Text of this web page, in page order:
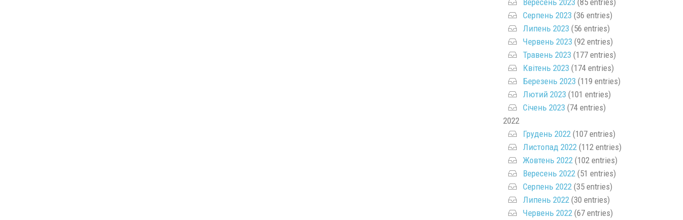
Серпень 2023 (36 entries)
Липень 2023 (56 entries)
Червень 2023 (92 entries)
Травень 2023 (177 entries)
Квітень 2023 (174 entries)
Березень 2023 (119 entries)
Лютий 2023 (101 entries)
Січень 2023 (74 entries)
2022
Грудень 2022(107 entries)
Листопад 2022(112 entries)
Жовтень 2022(102 entries)
Вересень 2022(51 entries)
Серпень 2022(35 entries)
Липень 2022(30 entries)
Червень 2022(67 entries)